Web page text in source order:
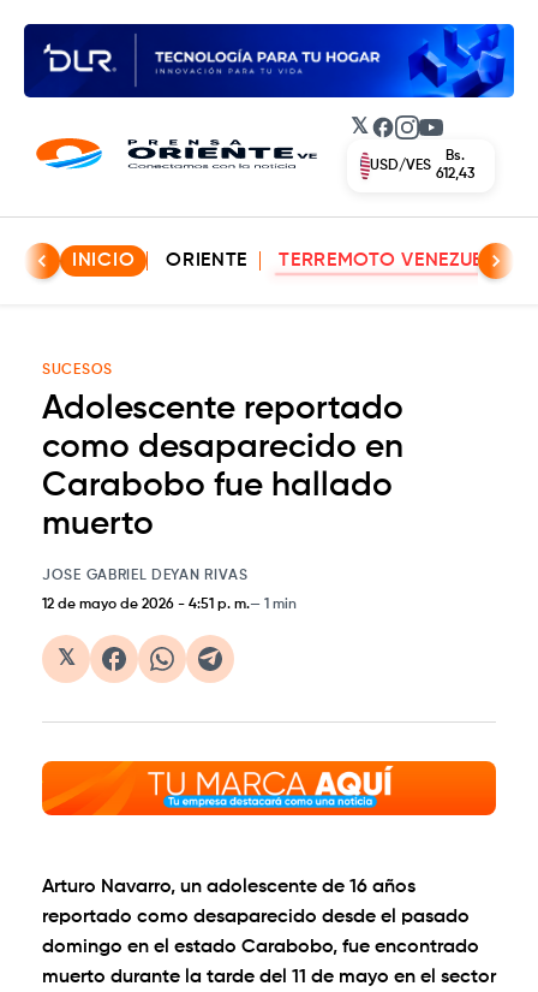
𝕏 Facebook
Instagram
YouTube
USD/VES
Bs.
612,43
INICIO ORIENTE TERREMOTO VENEZUELA
SUCESOS
Adolescente reportado
como desaparecido en
Carabobo fue hallado
muerto
JOSE GABRIEL DEYAN RIVAS
12 de mayo de 2026 - 4:51 p. m. 1 min
𝕏
Arturo Navarro, un adolescente de 16 años
reportado como desaparecido desde el pasado
domingo en el estado Carabobo, fue encontrado
muerto durante la tarde del 11 de mayo en el sector